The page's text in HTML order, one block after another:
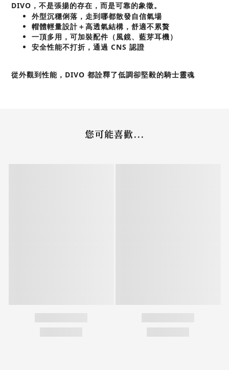
DIVO，不是張揚的存在，而是可靠的象徵。
外型沉穩俐落，走到哪都散發自信氣場
帽體輕量設計＋高透氣結構，舒適不累贅
一頂多用，可加裝配件（風鏡、藍芽耳機）
安全性能不打折，通過 CNS 認證
從外觀到性能，DIVO 都詮釋了低調卻堅毅的騎士靈魂
您可能喜歡...